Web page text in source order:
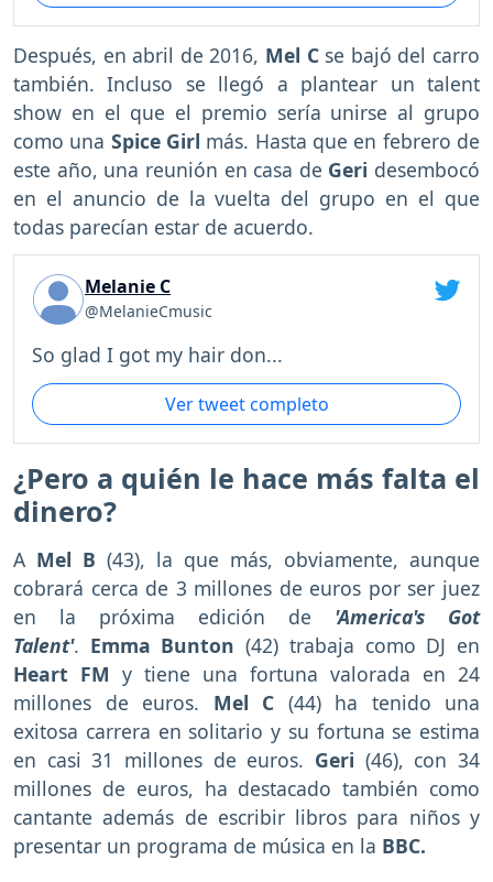
Después, en abril de 2016, Mel Cse bajó del carro
también. Incluso se llegó a plantear un talent
show en el que el premio sería unirse al grupo
como una Spice Girl más. Hasta que en febrero de
este año, una reunión en casa de Geri desembocó
en el anuncio de la vuelta del grupo en el que
todas parecían estar de acuerdo.
Melanie C
@MelanieCmusic
So glad I got my hair don...
Ver tweet completo
¿Pero a quién le hace más falta el
dinero?
A Mel B (43), la que más, obviamente, aunque
cobrará cerca de 3 millones de euros por ser juez
en la próxima edición de 'America's Got
Talent'. Emma Bunton (42) trabaja como DJ en
Heart FM y tiene una fortuna valorada en 24
millones de euros. Mel C (44) ha tenido una
exitosa carrera en solitario y su fortuna se estima
en casi 31 millones de euros. Geri (46), con 34
millones de euros, ha destacado también como
cantante además de escribir libros para niños y
presentar un programa de música en la BBC.